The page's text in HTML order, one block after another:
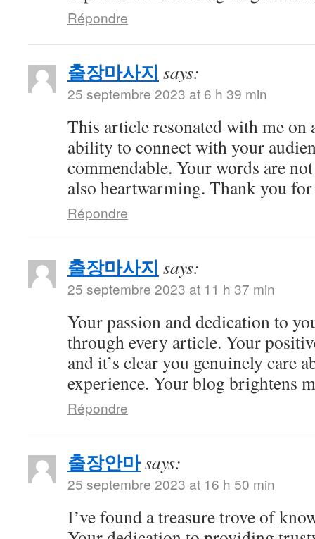
Répondre
출장마사지 says:
25 septembre 2023 at 6 h 39 min
This article resonated with me on
ability to connect with your
commendable. Your words are
also heartwarming. Thank you
Répondre
출장마사지 says:
25 septembre 2023 at 11 h 37 min
Your passion and dedication to
through every article. Your
and it’s clear you genuinely care
experience. Your blog brightens
Répondre
출장안마says:
25 septembre 2023 at 16 h 50 min
I’ve found a treasure trove of